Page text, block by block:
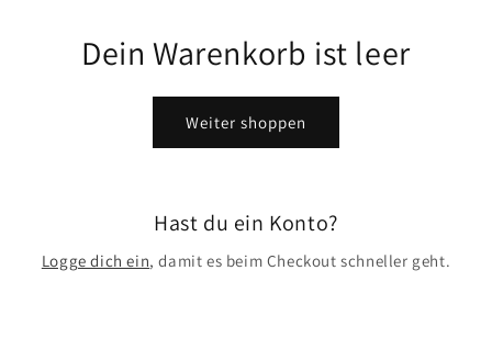
Dein Warenkorb ist leer
Weiter shoppen
Hast du ein Konto?
Logge dich ein, damit es beim Checkout schneller geht.